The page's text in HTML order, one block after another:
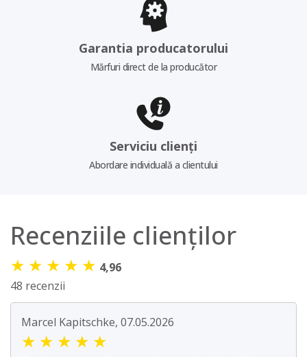
Garantia producatorului
Mărfuri direct de la producător
Serviciu clienți
Abordare individuală a clientului
Recenziile clienților
★ ★ ★ ★ ★ 4,96
48 recenzii
Marcel Kapitschke, 07.05.2026
★ ★ ★ ★ ★